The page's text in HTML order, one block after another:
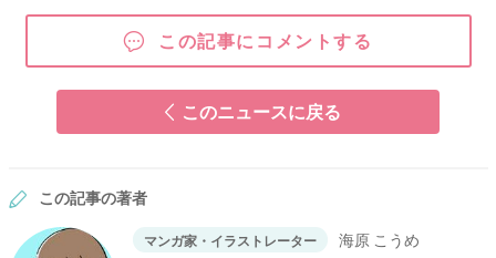
この記事にコメントする
このニュースに戻る
この記事の著者
マンガ家・イラストレーター 海原 こうめ